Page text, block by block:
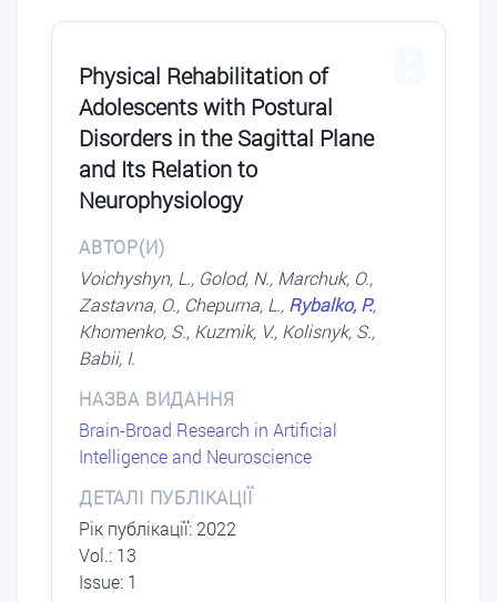
Physical Rehabilitation of
Adolescents with Postural
Disorders in the Sagittal Plane
and Its Relation to
Neurophysiology
АВТОР(И)
Voichyshyn, L., Golod, N., Marchuk, O.,
Zastavna, O., Chepurna, L., Rybalko, P.,
Khomenko, S., Kuzmik, V., Kolisnyk, S.,
Babii, I.
НАЗВА ВИДАННЯ
Brain-Broad Research in Artificial
Intelligence and Neuroscience
ДЕТАЛІ ПУБЛІКАЦІЇ
Рік публікації: 2022
Vol.: 13
Issue: 1